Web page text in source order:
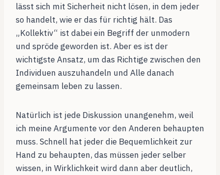
lässt sich mit Sicherheit nicht lösen, in dem jeder
so handelt, wie er das für richtig hält. Das
„Kollektiv“ ist dabei ein Begriff der unmodern
und spröde geworden ist. Aber es ist der
wichtigste Ansatz, um das Richtige zwischen den
Individuen auszuhandeln und Alle danach
gemeinsam leben zu lassen.
Natürlich ist jede Diskussion unangenehm, weil
ich meine Argumente vor den Anderen behaupten
muss. Schnell hat jeder die Bequemlichkeit zur
Hand zu behaupten, das müssen jeder selber
wissen, in Wirklichkeit wird dann aber deutlich,